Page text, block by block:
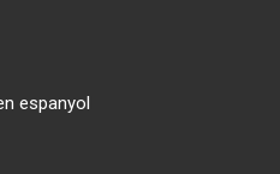
espanyol